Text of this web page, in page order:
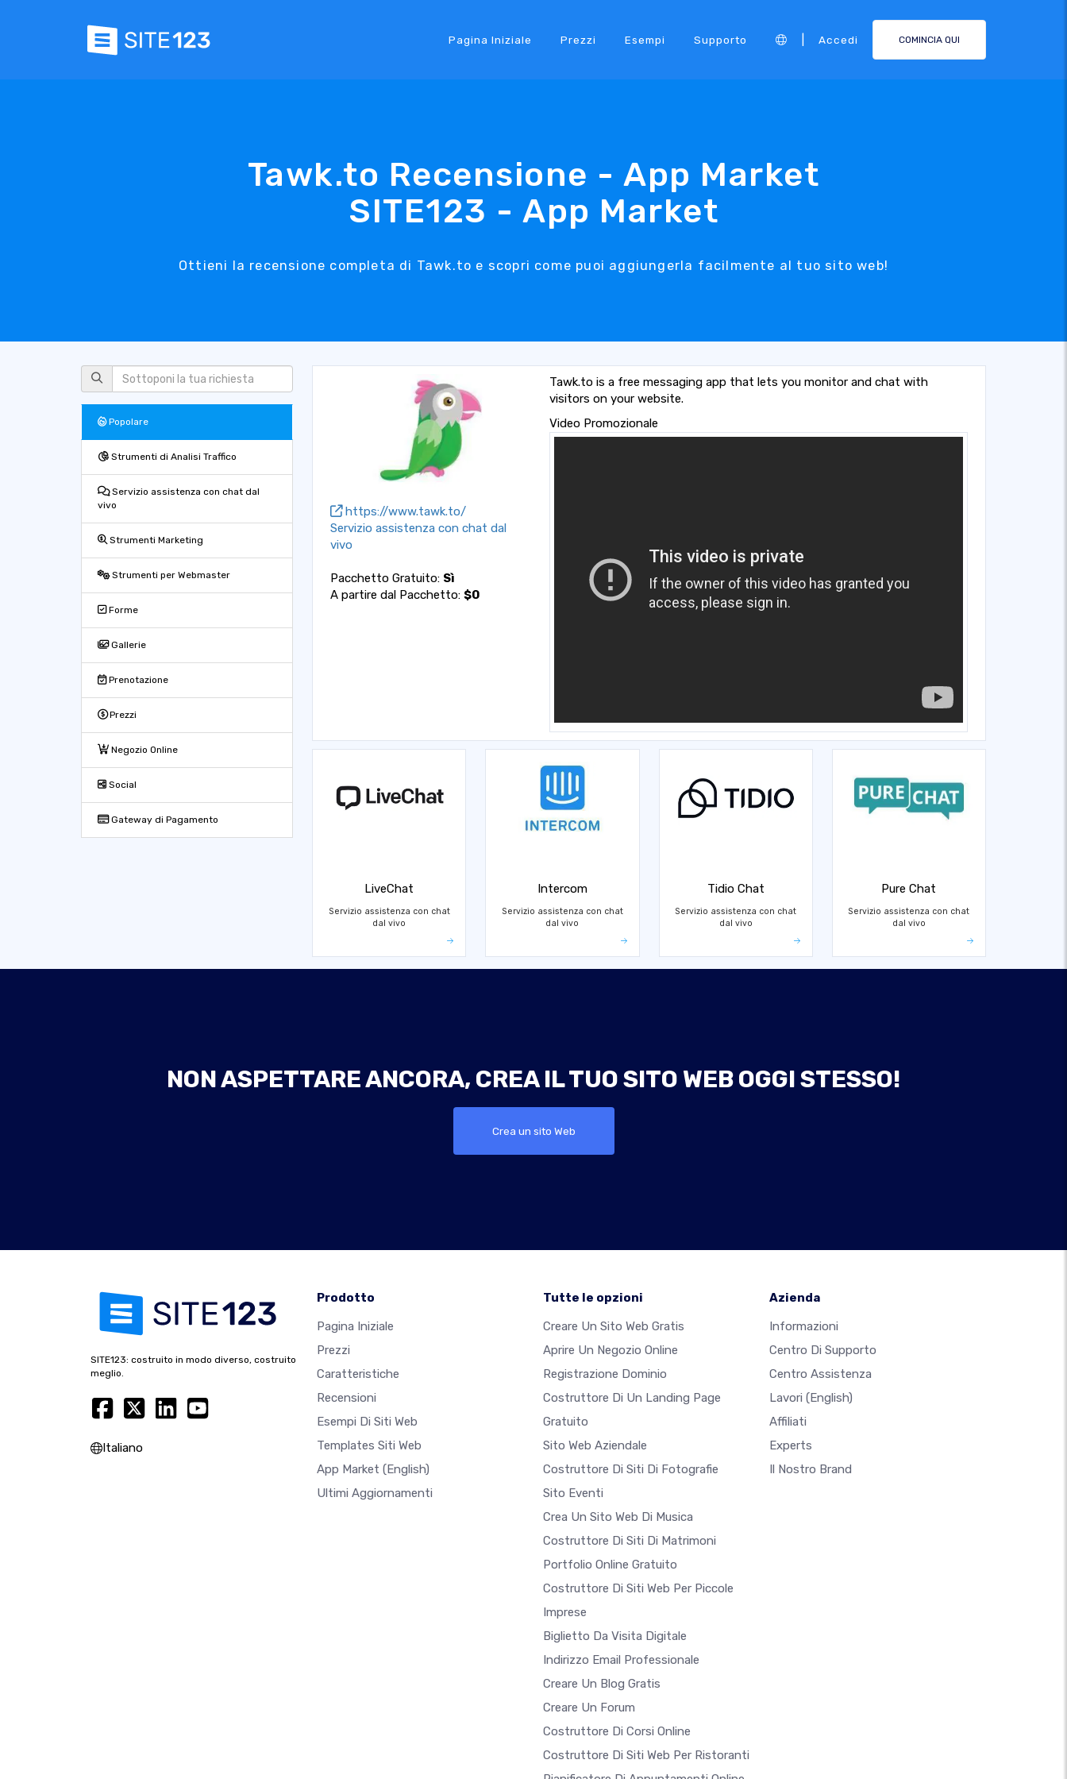
Pagina Iniziale Prezzi Esempi Supporto Accedi COMINCIA QUI
Tawk.to Recensione - App Market
SITE123 - App Market
Ottieni la recensione completa di Tawk.to e scopri come puoi aggiungerla facilmente al tuo sito web!
Popolare
Strumenti di Analisi Traffico
Servizio assistenza con chat dal
vivo
Strumenti Marketing
Strumenti per Webmaster
Forme
Gallerie
Prenotazione
Prezzi
Negozio Online
Social
Gateway di Pagamento
https://www.tawk.to/
Servizio assistenza con chat dal
vivo
Pacchetto Gratuito: Sì
A partire dal Pacchetto: $0
Tawk.to is a free messaging app that lets you monitor and chat with
visitors on your website.
Video Promozionale
LiveChat
Servizio assistenza con chat
dal vivo
Intercom
Servizio assistenza con chat
dal vivo
Tidio Chat
Servizio assistenza con chat
dal vivo
Pure Chat
Servizio assistenza con chat
dal vivo
NON ASPETTARE ANCORA, CREA IL TUO SITO WEB OGGI STESSO!
Crea un sito Web
SITE123: costruito in modo diverso, costruito
meglio.
Italiano
Prodotto
Pagina Iniziale
Prezzi
Caratteristiche
Recensioni
Esempi Di Siti Web
Templates Siti Web
App Market (English)
Ultimi Aggiornamenti
Tutte le opzioni
Creare Un Sito Web Gratis
Aprire Un Negozio Online
Registrazione Dominio
Costruttore Di Un Landing Page
Gratuito
Sito Web Aziendale
Costruttore Di Siti Di Fotografie
Sito Eventi
Crea Un Sito Web Di Musica
Costruttore Di Siti Di Matrimoni
Portfolio Online Gratuito
Costruttore Di Siti Web Per Piccole
Imprese
Biglietto Da Visita Digitale
Indirizzo Email Professionale
Creare Un Blog Gratis
Creare Un Forum
Costruttore Di Corsi Online
Costruttore Di Siti Web Per Ristoranti
Azienda
Informazioni
Centro Di Supporto
Centro Assistenza
Lavori (English)
Affiliati
Experts
Il Nostro Brand